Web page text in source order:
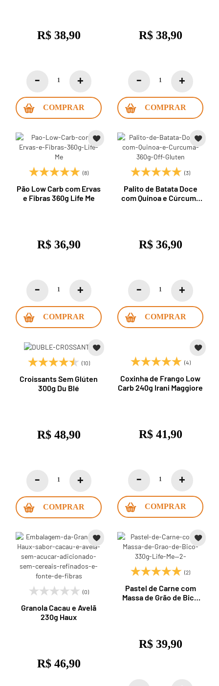
R$ 38,90
COMPRAR
R$ 38,90
COMPRAR
(8)
Pão Low Carb com Ervas
e Fibras 360g Life Me
R$ 36,90
COMPRAR
(3)
Palito de Batata Doce
com Quinoa e Cúrcuma
R$ 36,90
COMPRAR
(10)
Croissants Sem Glúten
300g Du Blé
R$ 48,90
COMPRAR
(4)
Coxinha de Frango Low
Carb 240g Irani Maggiore
R$ 41,90
COMPRAR
(0)
Granola Cacau e Avelã
230g Haux
R$ 46,90
(2)
Pastel de Carne com
Massa de Grão de Bico
R$ 39,90